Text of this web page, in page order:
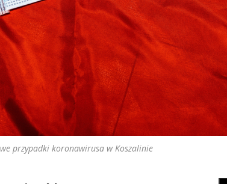
przypadki koronawirusa w Koszalinie